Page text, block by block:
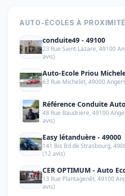
AUTO-ÉCOLES À PROXIMITÉ
conduite49 - 49100
23 Rue Saint-Lazare, 49100
avis)
Auto-Ecole Priou
63 Rue Michelet, 49000
Référence Conduite
48 Rue Baudrière, 49100
avis)
Easy létanduère - 49000
141 Bis Bd de Strasbourg,
(12 avis)
CER OPTIMUM - Auto
13 Rue Plantagenêt, 49100
avis)